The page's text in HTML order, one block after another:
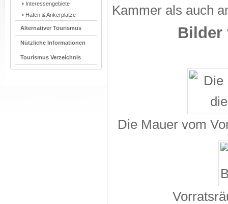
Interessengebiete
Häfen & Ankerplätze
Alternativer Tourismus
Nützliche Informationen
Tourismus Verzeichnis
Kammer als auch
Bilder
Die Mauer vom